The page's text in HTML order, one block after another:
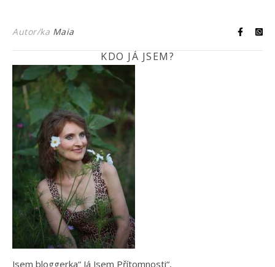
Autor/ka Maia
KDO JÁ JSEM?
Jsem bloggerka“ Já Jsem Přítomnosti“,